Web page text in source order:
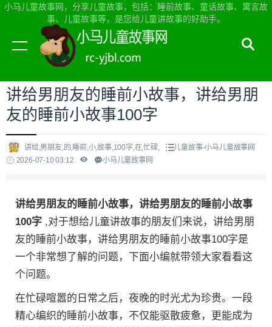
小马儿童故事网，分享儿童故事，包括：睡前故事、童话故事、寓言故
事、儿童故事等，是您给儿童讲故事的好助手。
当前位置：小马儿童故事网首页>儿童故事
讲给男朋友的睡前小故事，讲给男朋
友的睡前小故事100字
讲给,男朋友,的,睡前,小,故事,100字,在,忙碌,
儿童故事-小马儿童故事网
2026-07-10 03:12
小马儿童故事网
讲给男朋友的睡前小故事，讲给男朋友的睡前小故事
100字 ,对于想给儿童讲故事的朋友们来说，讲给男朋
友的睡前小故事，讲给男朋友的睡前小故事100字是
一个非常想了解的问题，下面小编就带领大家看看这
个问题。
在忙碌喧嚣的日常之后，夜晚的时光尤为珍贵。一段
精心编织的睡前小故事，不仅能驱散疲惫，更能成为